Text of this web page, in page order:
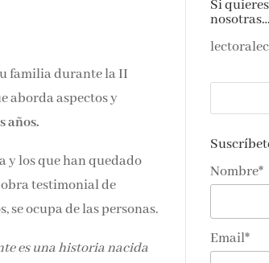
familia durante la II
aborda aspectos y
años.
y los que han quedado
testimonial de
se ocupa de las personas.
es una historia nacida
Si
nosotras…
Nombre*
Email*